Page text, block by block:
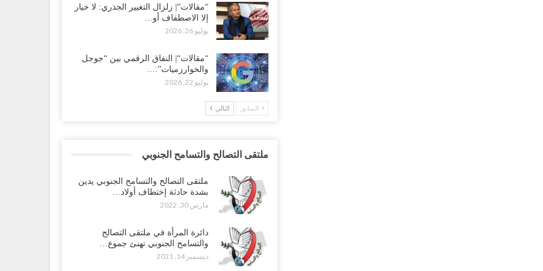
“مقالات“| زلزال التغيير الجذري: لا خيار
إلا الاصطفاف أو…
يوليو 26, 2026
“مقالات“| النفاق الرقمي بين “جوجل
والخوارزميات”:…
يوليو 22, 2026
السابق التالي
ملتقى التصالح والتسامح الجنوبي
ملتقى التصالح والتسامح الجنوبي يدين
بشدة حادثة إختطاف أولاد…
مارس 30, 2022
دائرة المرأة في ملتقى التصالح
والتسامح الجنوبي تهنئ جموع…
ديسمبر 14, 2021